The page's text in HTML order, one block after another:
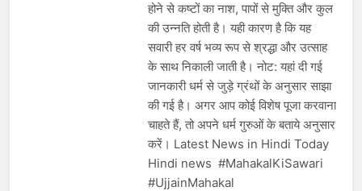
होने से कष्टों का नाश, पापों से मुक्ति और कुल
की उन्नति होती है। यही कारण है कि यह
सवारी हर वर्ष भव्य रूप से श्रद्धा और उत्साह
के साथ निकाली जाती है। नोट: यहां दी गई
जानकारी धर्म से जुड़े ग्रंथों के अनुसार साझा
की गई है। अगर आप कोई विशेष पूजा करवाना
चाहते हैं, तो अपने धर्म गुरुओं के बताये अनुसार
करें। Latest News in Hindi Today
Hindi news #MahakalKiSawari
#UjjainMahakal